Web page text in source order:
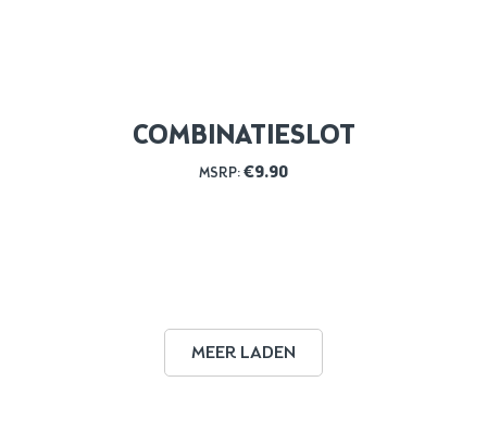
COMBINATIESLOT
MSRP: €9.90
MEER LADEN